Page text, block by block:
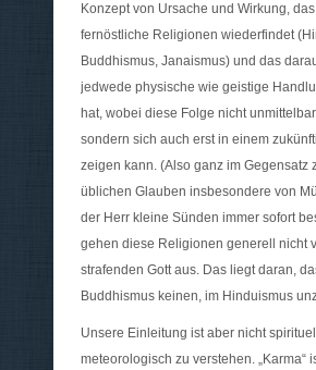
Konzept von Ursache und Wirkung,
fernöstliche Religionen wiederfindet
Buddhismus, Janaismus) und das
jedwede physische wie geistige
hat, wobei diese Folge nicht
sondern sich auch erst in einem
zeigen kann. (Also ganz im Gegensatz
üblichen Glauben insbesondere von
der Herr kleine Sünden immer sofort
gehen diese Religionen generell nicht
strafenden Gott aus. Das liegt daran,
Buddhismus keinen, im Hinduismus
Unsere Einleitung ist aber nicht
meteorologisch zu verstehen. „Karma“